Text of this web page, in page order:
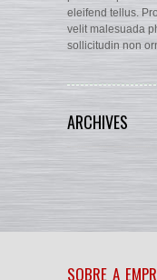
eleifend tellus.
velit malesuada
sollicitudin non
ARCHIVES
SOBRE A